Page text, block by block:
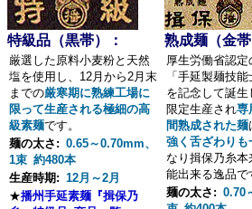
特級品（黒帯）：
厳選した原料小麦粉と天然
塩を使用し、12月から2月末
までの厳寒期に熟練工場に
限って生産される極細の高
級素麺です。
麺の太さ: 0.65～0.70mm、
1束 約480本
生産時期: 12月～2月
★播州手延素麺『揖保乃
熟成麺（金帯
厚生労働省認
「手延製麺技
を記念して誕生
限定生産され専
間熟成された麺
強く舌ざわりも
なり揖保乃糸本
能出来る逸品で
麺の太さ: 0.70